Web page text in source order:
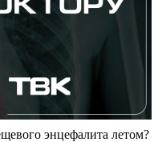
энцефалита летом?